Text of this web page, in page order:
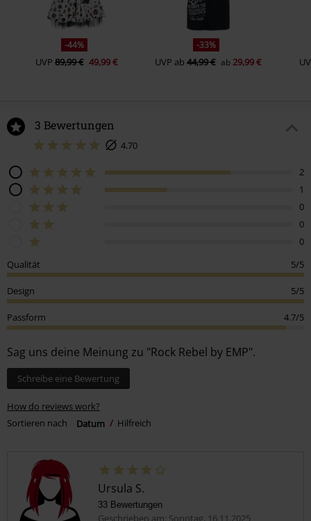
-44%
UVP 89,99 € 49,99 €
-33%
UVP ab44,99 € ab 29,99 €
3 Bewertungen
4.70
2
1
0
0
0
Qualität
5/5
Design 5/5
Passform 4.7/5
Sag uns deine Meinung zu "Rock Rebel by EMP".
Schreibe eine Bewertung
How do reviews work?
Sortieren nach
Datum Hilfreich
Ursula S.
33 Bewertungen
Geschrieben am: Sonntag, 16.11.2025